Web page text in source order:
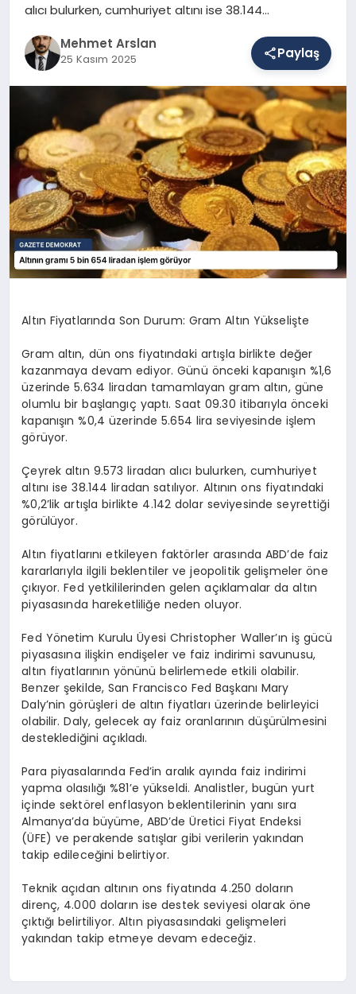
EĞITIM
DÜNYA
YAŞAM
alıcı bulurken, cumhuriyet altını ise 38.144…
Mehmet Arslan
25 Kasım 2025 Paylaş
Altın Fiyatlarında Son Durum: Gram Altın Yükselişte
Gram altın, dün ons fiyatındaki artışla birlikte değer
kazanmaya devam ediyor. Günü önceki kapanışın %1,6
üzerinde 5.634 liradan tamamlayan gram altın, güne
olumlu bir başlangıç yaptı. Saat 09.30 itibarıyla önceki
kapanışın %0,4 üzerinde 5.654 lira seviyesinde işlem
görüyor.
Çeyrek altın 9.573 liradan alıcı bulurken, cumhuriyet
altını ise 38.144 liradan satılıyor. Altının ons fiyatındaki
%0,2’lik artışla birlikte 4.142 dolar seviyesinde seyrettiği
görülüyor.
Altın fiyatlarını etkileyen faktörler arasında ABD’de faiz
kararlarıyla ilgili beklentiler ve jeopolitik gelişmeler öne
çıkıyor. Fed yetkililerinden gelen açıklamalar da altın
piyasasında hareketliliğe neden oluyor.
Fed Yönetim Kurulu Üyesi Christopher Waller’ın iş gücü
piyasasına ilişkin endişeler ve faiz indirimi savunusu,
altın fiyatlarının yönünü belirlemede etkili olabilir.
Benzer şekilde, San Francisco Fed Başkanı Mary
Daly’nin görüşleri de altın fiyatları üzerinde belirleyici
olabilir. Daly, gelecek ay faiz oranlarının düşürülmesini
desteklediğini açıkladı.
Para piyasalarında Fed’in aralık ayında faiz indirimi
yapma olasılığı %81’e yükseldi. Analistler, bugün yurt
içinde sektörel enflasyon beklentilerinin yanı sıra
Almanya’da büyüme, ABD’de Üretici Fiyat Endeksi
(ÜFE) ve perakende satışlar gibi verilerin yakından
takip edileceğini belirtiyor.
Teknik açıdan altının ons fiyatında 4.250 doların
direnç, 4.000 doların ise destek seviyesi olarak öne
çıktığı belirtiliyor. Altın piyasasındaki gelişmeleri
yakından takip etmeye devam edeceğiz.